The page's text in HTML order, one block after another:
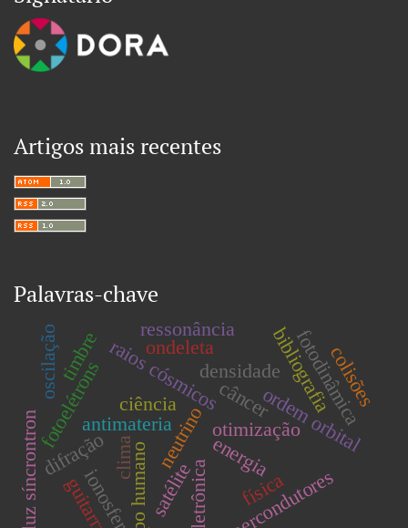
Artigos mais recentes
Palavras-chave
física
neutrino energia
antimateria otimização
supercondutores
raios cósmicos
ordem orbital
eletrônica
bibliografia
densidade
ciência
corpo humano
ionosfera
clima
câncer fotodinâmica
difração
fotoelétrons
ondeleta
satélite
ressonância
guitarras
timbre
luz síncrontron
colisões
oscilação